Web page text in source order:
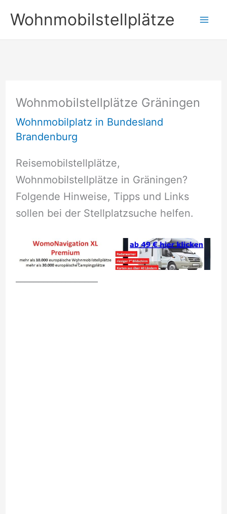
Inhalt
springen
Wohnmobilstellplätze
Wohnmobilstellplätze Gräningen
Wohnmobilplatz in Bundesland
Brandenburg
Reisemobilstellplätze,
Wohnmobilstellplätze in Gräningen?
Folgende Hinweise, Tipps und Links
sollen bei der Stellplatzsuche helfen.